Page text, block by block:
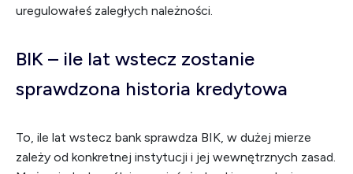
uregulowałeś zaległych należności.
BIK – ile lat wstecz zostanie
sprawdzona historia kredytowa
To, ile lat wstecz bank sprawdza BIK, w dużej mierze
zależy od konkretnej instytucji i jej wewnętrznych zasad.